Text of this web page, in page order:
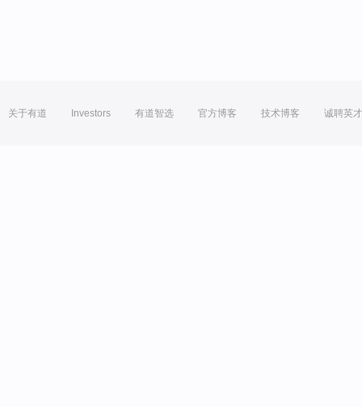
关于有道 Investors 有道智选 官方博客 技术博客 诚聘英才